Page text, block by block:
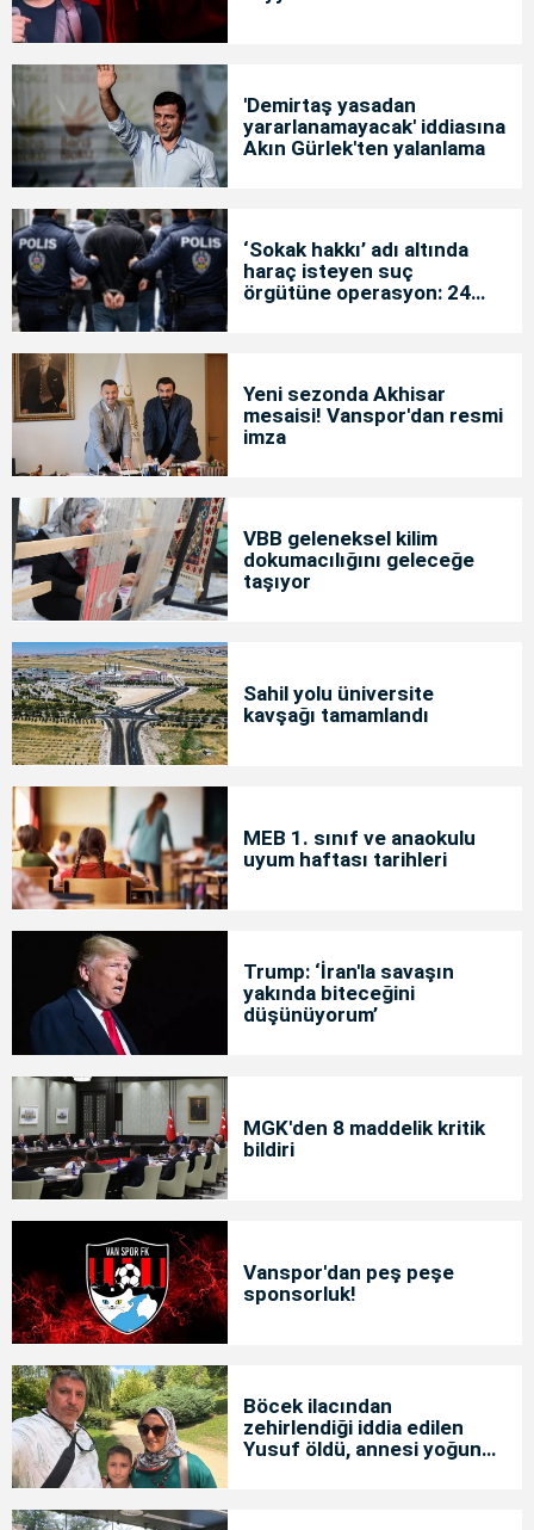
'Demirtaş yasadan
yararlanamayacak' iddiasına
Akın Gürlek'ten yalanlama
‘Sokak hakkı’ adı altında
haraç isteyen suç
örgütüne operasyon: 24
Yeni sezonda Akhisar
mesaisi! Vanspor'dan resmi
imza
VBB geleneksel kilim
dokumacılığını geleceğe
taşıyor
Sahil yolu üniversite
kavşağı tamamlandı
MEB 1. sınıf ve anaokulu
uyum haftası tarihleri
Trump: ‘İran'la savaşın
yakında biteceğini
düşünüyorum’
MGK'den 8 maddelik kritik
bildiri
Vanspor'dan peş peşe
sponsorluk!
Böcek ilacından
zehirlendiği iddia edilen
Yusuf öldü, annesi yoğun